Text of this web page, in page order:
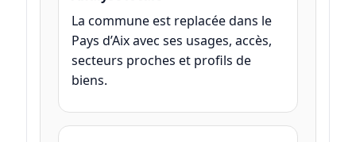
La commune est replacée dans le
Pays d’Aix avec ses usages, accès,
secteurs proches et profils de
biens.